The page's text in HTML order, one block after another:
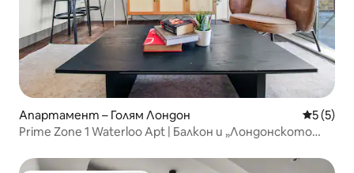
Апартамент – Голям Лондон Средна
5 (5)
Prime Zone 1 Waterloo Apt | Балкон и „Лондонското